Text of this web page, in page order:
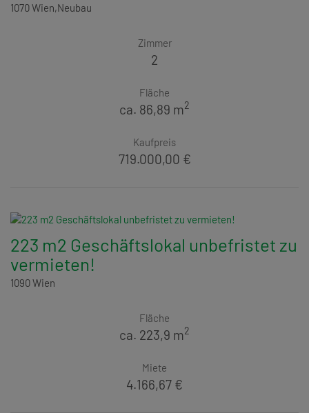
1070 Wien,Neubau
Zimmer
2
Fläche
ca. 86,89 m2
Kaufpreis
719.000,00 €
223 m2 Geschäftslokal unbefristet zu
vermieten!
1090 Wien
Fläche
ca. 223,9 m2
Miete
4.166,67 €